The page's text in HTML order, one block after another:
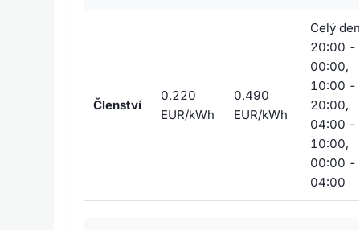
Členství
0.220
EUR/kWh
0.490
EUR/kWh
Celý
20:00 -
00:00,
10:00 -
20:00,
04:00 -
10:00,
00:00 -
04:00